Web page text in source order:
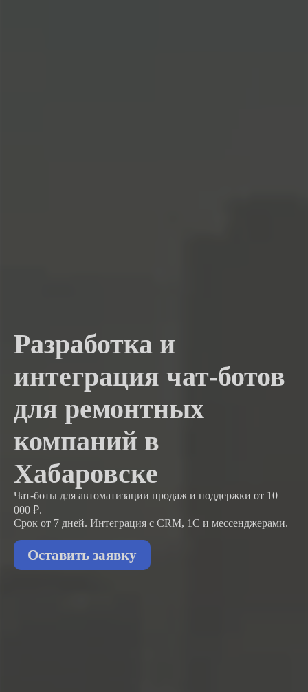
Разработка и
интеграция чат-ботов
для ремонтных
компаний в
Хабаровске
Чат-боты для автоматизации продаж и поддержки от 10
000 ₽.
Срок от 7 дней. Интеграция с CRM, 1С и мессенджерами.
Оставить заявку